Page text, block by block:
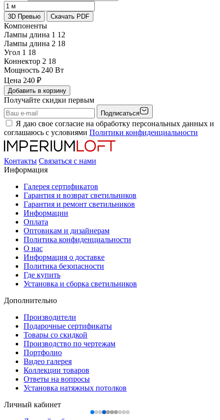
3D Превью Скачать PDF
Компоненты
Лампы длина 1 12
Лампы длина 2 18
Угол 1 18
Коннектор 2 18
Мощность 240 Вт
Цена 240 ₽
Добавить в корзину
Получайте скидки первым
Подписаться
Я даю свое согласие на обработку персональных данных и
соглашаюсь с условиями Политики конфиденциальности
Контакты Связаться с нами
Информация
Галерея сертификатов
Гарантия и возврат светильников
Гарантия и ремонт светильников
Информации
Оплата
Оптовикам и дизайнерам
Политика конфиденциальности
О нас
Информация о доставке
Политика безопасности
Где купить
Установка и сборка светильников
Дополнительно
Производители
Подарочные сертификаты
Товары со скидкой
Производство по чертежам
Портфолио
Видео галерея
Коллекции товаров
Ответы на вопросы
Установка натяжных потолков
Личный кабинет